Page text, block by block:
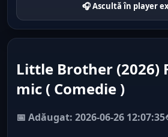
🎧 Ascultă în player
Little Brother (2026)
mic ( Comedie )
📅 Adăugat: 2026-06-26 12:07:35